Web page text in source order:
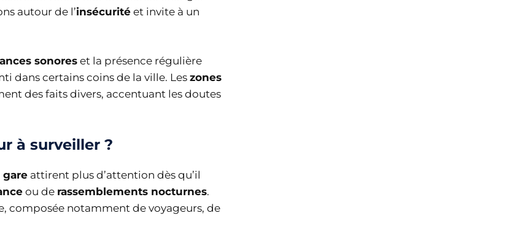
autour de l’insécurité et invite à un
sonoreset la présence régulière
dans certains coins de la ville. Les zones
des faits divers, accentuant les doutes
à surveiller ?
gare attirent plus d’attention dès qu’il
ou de rassemblements nocturnes.
composée notamment de voyageurs, de